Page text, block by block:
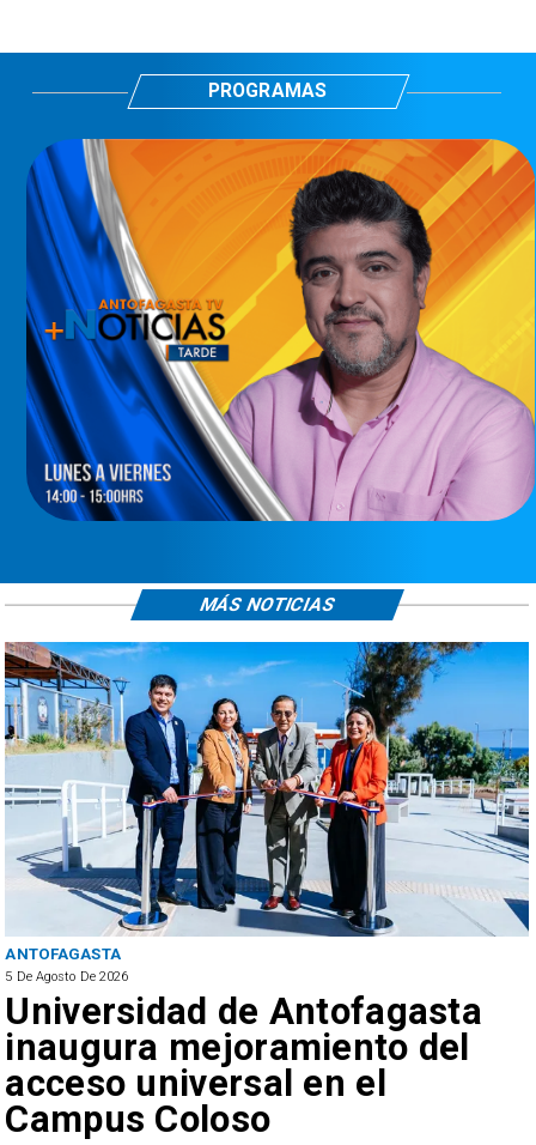
PROGRAMAS
ANTOFAGASTA
5 De Agosto De 2026
Foco de Aedes Aegypti:
Entierran "Pantano Urbano"
ubicado a pasos de la
Municipalidad de Antofagasta
MÁS NOTICIAS